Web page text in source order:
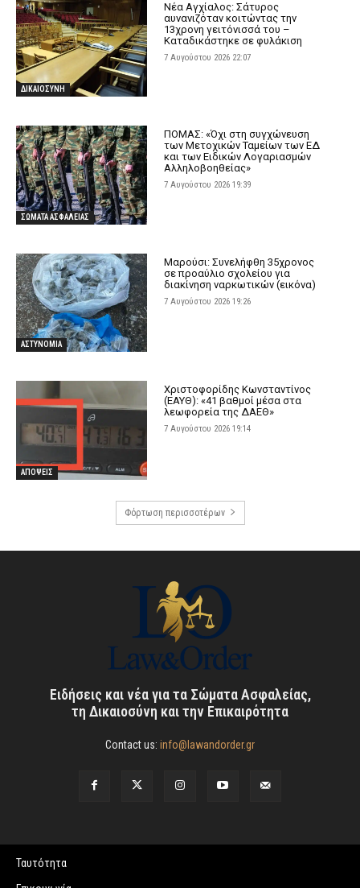
ΔΙΚΑΙΟΣΥΝΗ
Νέα Αγχίαλος: Σάτυρος
αυνανιζόταν κοιτώντας την
13χρονη γειτόνισσά του –
Καταδικάστηκε σε φυλάκιση
7 Αυγούστου 2026 22:07
ΣΩΜΑΤΑ ΑΣΦΑΛΕΙΑΣ
ΠΟΜΑΣ: «Όχι στη συγχώνευση
των Μετοχικών Ταμείων των ΕΔ
και των Ειδικών Λογαριασμών
Αλληλοβοηθείας»
7 Αυγούστου 2026 19:39
ΑΣΤΥΝΟΜΙΑ
Μαρούσι: Συνελήφθη 35χρονος
σε προαύλιο σχολείου για
διακίνηση ναρκωτικών (εικόνα)
7 Αυγούστου 2026 19:26
ΑΠΟΨΕΙΣ
Χριστοφορίδης Κωνσταντίνος
(ΕΑΥΘ): «41 βαθμοί μέσα στα
λεωφορεία της ΔΑΕΘ»
7 Αυγούστου 2026 19:14
Φόρτωση περισσοτέρων
Ειδήσεις και νέα για τα Σώματα Ασφαλείας,
τη Δικαιοσύνη και την Επικαιρότητα
Contact us: info@lawandorder.gr
Ταυτότητα